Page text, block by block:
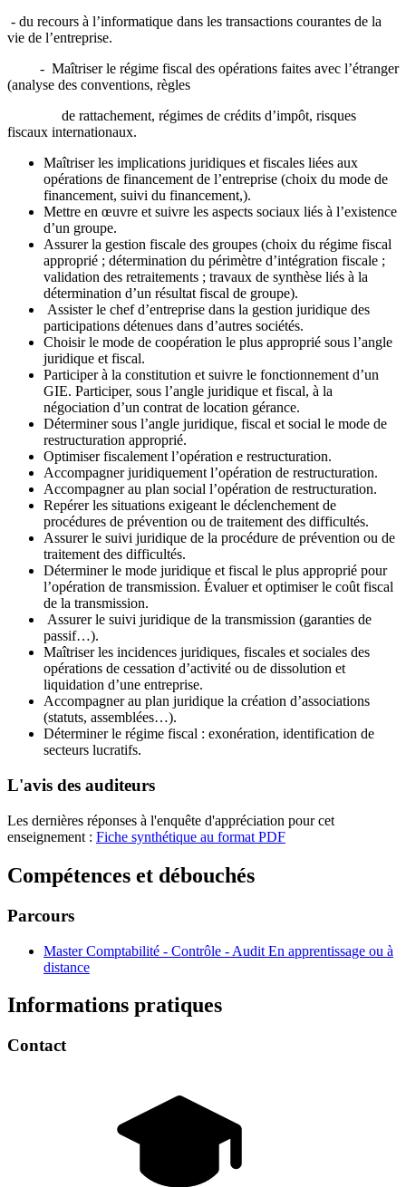
- du recours à l’informatique dans les transactions courantes de la
vie de l’entreprise.
- Maîtriser le régime fiscal des opérations faites avec l’étranger
(analyse des conventions, règles
de rattachement, régimes de crédits d’impôt, risques
fiscaux internationaux.
Maîtriser les implications juridiques et fiscales liées aux
opérations de financement de l’entreprise (choix du mode de
financement, suivi du financement,).
Mettre en œuvre et suivre les aspects sociaux liés à l’existence
d’un groupe.
Assurer la gestion fiscale des groupes (choix du régime fiscal
approprié ; détermination du périmètre d’intégration fiscale ;
validation des retraitements ; travaux de synthèse liés à la
détermination d’un résultat fiscal de groupe).
Assister le chef d’entreprise dans la gestion juridique des
participations détenues dans d’autres sociétés.
Choisir le mode de coopération le plus approprié sous l’angle
juridique et fiscal.
Participer à la constitution et suivre le fonctionnement d’un
GIE. Participer, sous l’angle juridique et fiscal, à la
négociation d’un contrat de location gérance.
Déterminer sous l’angle juridique, fiscal et social le mode de
restructuration approprié.
Optimiser fiscalement l’opération e restructuration.
Accompagner juridiquement l’opération de restructuration.
Accompagner au plan social l’opération de restructuration.
Repérer les situations exigeant le déclenchement de
procédures de prévention ou de traitement des difficultés.
Assurer le suivi juridique de la procédure de prévention ou de
traitement des difficultés.
Déterminer le mode juridique et fiscal le plus approprié pour
l’opération de transmission. Évaluer et optimiser le coût fiscal
de la transmission.
Assurer le suivi juridique de la transmission (garanties de
passif…).
Maîtriser les incidences juridiques, fiscales et sociales des
opérations de cessation d’activité ou de dissolution et
liquidation d’une entreprise.
Accompagner au plan juridique la création d’associations
(statuts, assemblées…).
Déterminer le régime fiscal : exonération, identification de
secteurs lucratifs.
L'avis des auditeurs
Les dernières réponses à l'enquête d'appréciation pour cet
enseignement : Fiche synthétique au format PDF
Compétences et débouchés
Parcours
Master Comptabilité - Contrôle - Audit En apprentissage ou à
distance
Informations pratiques
Contact